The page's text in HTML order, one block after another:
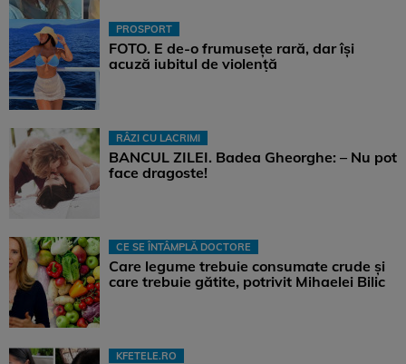
PROSPORT
FOTO. E de-o frumusețe rară, dar își
acuză iubitul de violență
RÂZI CU LACRIMI
BANCUL ZILEI. Badea Gheorghe: – Nu pot
face dragoste!
CE SE ÎNTÂMPLĂ DOCTORE
Care legume trebuie consumate crude și
care trebuie gătite, potrivit Mihaelei Bilic
KFETELE.RO